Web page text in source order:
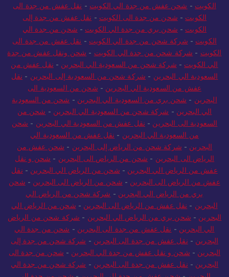
الكويت - شحن عفش من جدة الي الكويت - نقل عفش من جدة الى
الكويت - شحن من جدة الى الكويت - نقل عفش من جدة إلى
الكويت - شحن بري من جدة الي الكويت - شحن من جدة الي
الكويت - شركة شحن من جدة الي الكويت - نقل عفش من جدة الى
الكويت - شركة شحن من جدة الي الكويت - شحن ونقل عفش من جدة
الي الكويت - شركة شحن من السعودية الي البحرين - نقل عفش من
السعودية الي البحرين - شركة شحن من السعودية إلى البحرين - نقل
عفش من السعودية الي البحرين - شحن من السعودية الى
البحرين - شحن بري من السعودية الي البحرين - شحن من السعودية
الي البحرين - شركة شحن من السعودية الي البحرين - شحن من
السعودية الى البحرين - نقل عفش من السعودية الي البحرين - شحن
من السعودية الي البحرين - نقل عفش من السعودية الي
البحرين - شركة شحن من الرياض إلى البحرين - شحن عفش من
الرياض الى البحرين - شحن من الرياض الى البحرين - شحن و نقل
عفش من الرياض الي البحرين - شحن من الرياض الي البحرين - نقل
عفش من الرياض الى البحرين - شحن من الرياض الى البحرين - شحن
بري من الرياض الي البحرين - شركة شحن من الرياض الي
البحرين - نقل عفش من الرياض الى البحرين - شحن من الرياض الي
البحرين - شحن بري من الرياض الي البحرين - شركة شحن من الرياض
الي البحرين - نقل عفش من جدة الى البحرين - شحن من جدة الي
البحرين - نقل عفش من جدة الى البحرين - شركة شحن من جدة إلى
البحرين - شحن و نقل عفش من جدة الي البحرين - شحن من جدة الى
البحرين - نقل عفش من جدة الى البحرين - شركة شحن من جدة الي